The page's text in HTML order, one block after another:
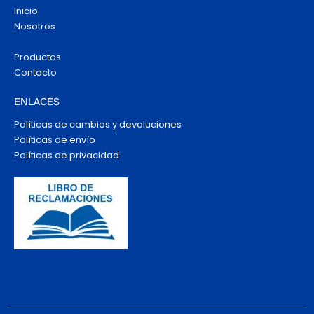
Inicio
Nosotros
Productos
Contacto
ENLACES
Políticas de cambios y devoluciones
Políticas de envío
Políticas de privacidad